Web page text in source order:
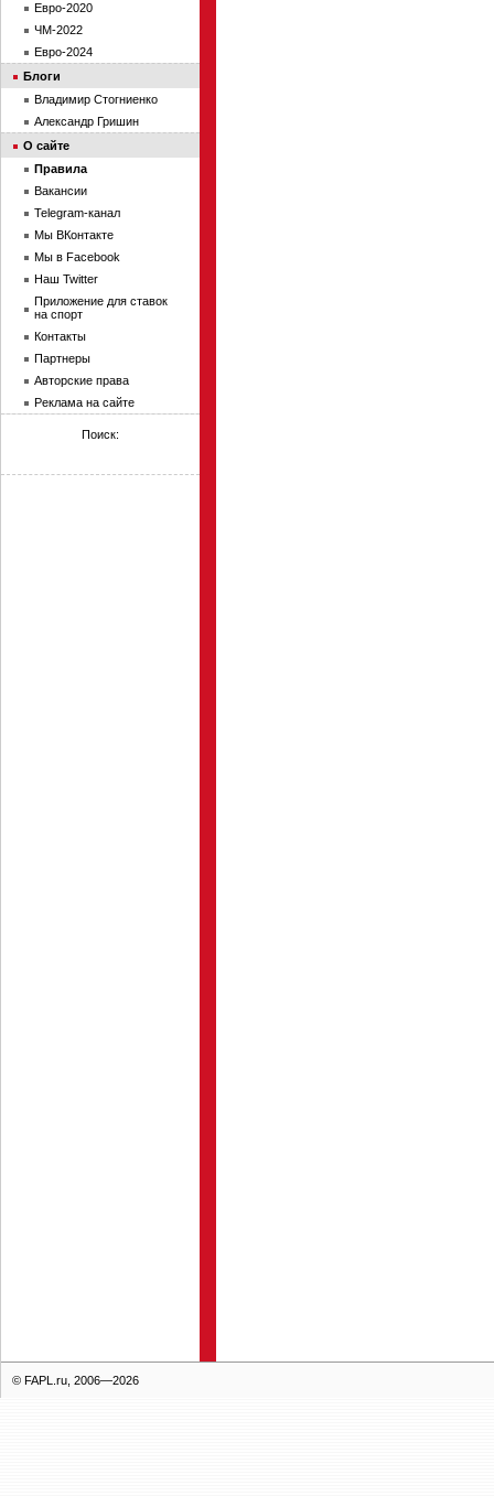
Евро-2020
ЧМ-2022
Евро-2024
Блоги
Владимир Стогниенко
Александр Гришин
О сайте
Правила
Вакансии
Telegram-канал
Мы ВКонтакте
Мы в Facebook
Наш Twitter
Приложение для ставок
на спорт
Контакты
Партнеры
Авторские права
Реклама на сайте
Поиск:
© FAPL.ru, 2006—2026